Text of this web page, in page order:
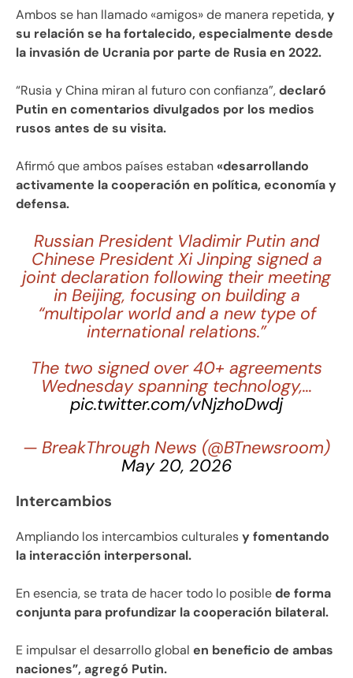
Ambos se han llamado «amigos» de manera repetida,y
su relación se ha fortalecido, especialmente desde
la invasión de Ucrania por parte de Rusia en 2022.
“Rusia y China miran al futuro con confianza”,declaró
Putin en comentarios divulgados por los medios
rusos antes de su visita.
Afirmó que ambos países estaban«desarrollando
activamente la cooperación en política, economía y
defensa.
Russian President Vladimir Putin and
Chinese President Xi Jinping signed a
joint declaration following their meeting
in Beijing, focusing on building a
“multipolar world and a new type of
international relations.”
The two signed over 40+ agreements
Wednesday spanning technology,…
pic.twitter.com/vNjzhoDwdj
— BreakThrough News (@BTnewsroom)
May 20, 2026
Intercambios
Ampliando los intercambios culturalesy fomentando
la interacción interpersonal.
En esencia, se trata de hacer todo lo posiblede forma
conjunta para profundizar la cooperación bilateral.
E impulsar el desarrollo global en beneficio de ambas
naciones”, agregó Putin.